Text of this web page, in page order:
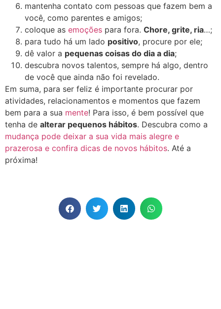
mantenha contato com pessoas que fazem bem a
você, como parentes e amigos;
coloque as emoções para fora. Chore, grite, ria…;
para tudo há um lado positivo, procure por ele;
dê valor a pequenas coisas do dia a dia;
descubra novos talentos, sempre há algo, dentro
de você que ainda não foi revelado.
Em suma, para ser feliz é importante procurar por
atividades, relacionamentos e momentos que fazem
bem para a sua mente! Para isso, é bem possível que
tenha de alterar pequenos hábitos. Descubra como a
mudança pode deixar a sua vida mais alegre e
prazerosa e confira dicas de novos hábitos. Até a
próxima!